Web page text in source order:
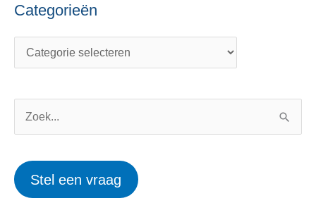
Categorieën
C
g
e
e
k
Stel een vraag
O
r
p